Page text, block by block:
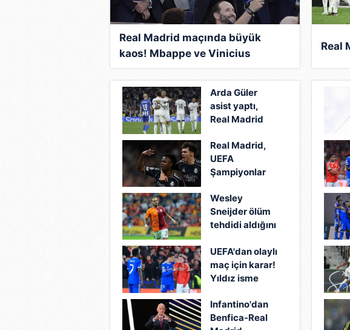
Real Madrid maçında büyük
kaos! Mbappe ve Vinicius
Junior’a tepki
Real
Arda Güler
asist yaptı,
Real Madrid
Real Madrid,
UEFA
Şampiyonlar
Manchester
City’i eledi!
Wesley
Sneijder ölüm
tehdidi aldığını
UEFA'dan olaylı
maç için karar!
Yıldız isme
Infantino'dan
Benfica-Real